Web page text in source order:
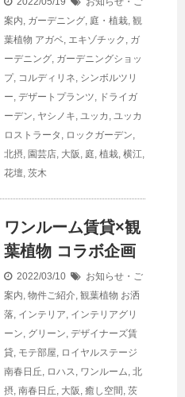
案内, ガーデニング, 庭・植栽, 観
葉植物 アガベ, エキゾチック , ガ
ーデニング, ガーデニングショッ
プ, コルディリネ, シンボルツリ
ー, デザートプランツ, ドライガ
ーデン, ヤシノキ, ユッカ , ユッカ
ロストラータ , ロックガーデン,
北摂, 園芸店, 大阪 , 庭, 植栽, 横江,
花壇, 茨木
ワンルーム賃貸×観
葉植物 コラボ企画
2022/03/10
お知らせ・ご
案内, 物件ご紹介, 観葉植物 お洒
落, インテリア, インテリアグリ
ーン, グリーン, デザイナーズ賃
貸, モテ部屋, ロイヤルステージ
南春日丘, ロハス, ワンルーム, 北
摂, 南春日丘, 大阪 , 癒し空間 , 茨